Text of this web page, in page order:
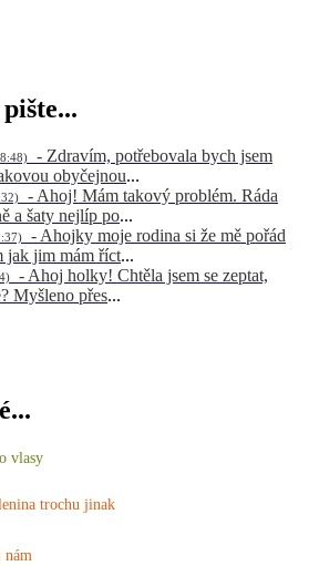
- Zdravím, potřebovala bych jsem
obyčejnou...
- Ahoj! Mám takový problém. Ráda
a šaty nejlíp po...
- Ahojky moje rodina si že mě pořád
jak jim mám říct...
- Ahoj holky! Chtěla jsem se zeptat,
Myšleno přes...
vlasy
trochu jinak
nám